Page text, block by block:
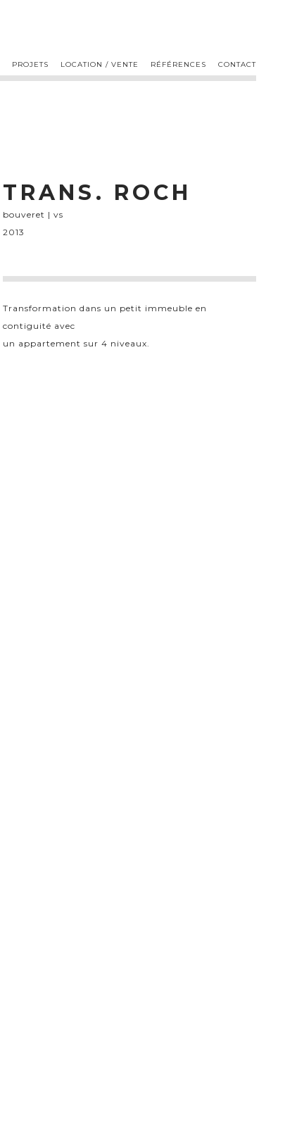
CONTACT
RÉFÉRENCES
LOCATION / VENTE
PROJETS
TRANS. ROCH
bouveret | vs
2013
Transformation dans un petit immeuble en
contiguité avec
un appartement sur 4 niveaux.